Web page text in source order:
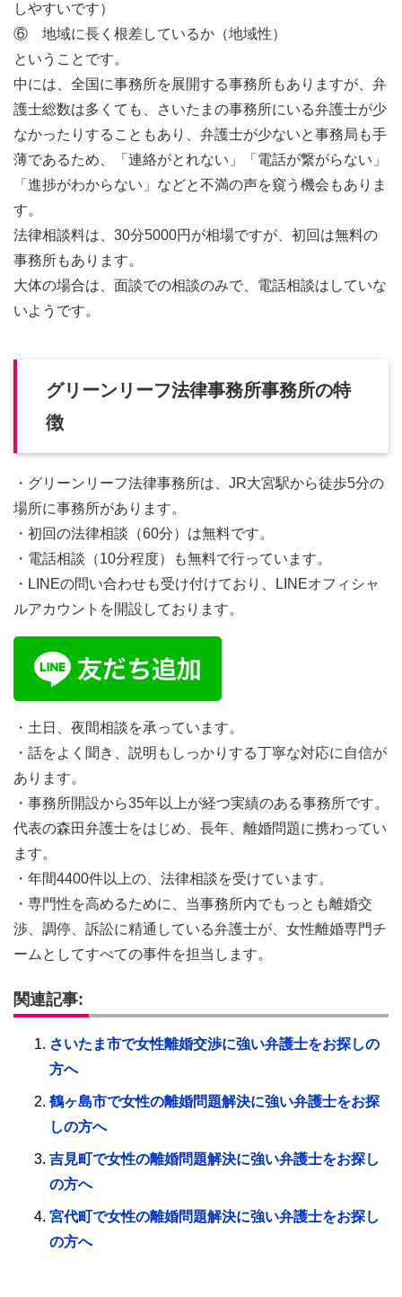
しやすいです）
⑥ 地域に長く根差しているか（地域性）
ということです。
中には、全国に事務所を展開する事務所もありますが、弁
護士総数は多くても、さいたまの事務所にいる弁護士が少
なかったりすることもあり、弁護士が少ないと事務局も手
薄であるため、「連絡がとれない」「電話が繋がらない」
「進捗がわからない」などと不満の声を窺う機会もありま
す。
法律相談料は、30分5000円が相場ですが、初回は無料の
事務所もあります。
大体の場合は、面談での相談のみで、電話相談はしていな
いようです。
グリーンリーフ法律事務所事務所の特
徴
・グリーンリーフ法律事務所は、JR大宮駅から徒歩5分の
場所に事務所があります。
・初回の法律相談（60分）は無料です。
・電話相談（10分程度）も無料で行っています。
・LINEの問い合わせも受け付けており、LINEオフィシャ
ルアカウントを開設しております。
・土日、夜間相談を承っています。
・話をよく聞き、説明もしっかりする丁寧な対応に自信が
あります。
・事務所開設から35年以上が経つ実績のある事務所です。
代表の森田弁護士をはじめ、長年、離婚問題に携わってい
ます。
・年間4400件以上の、法律相談を受けています。
・専門性を高めるために、当事務所内でもっとも離婚交
渉、調停、訴訟に精通している弁護士が、女性離婚専門チ
ームとしてすべての事件を担当します。
関連記事:
さいたま市で女性離婚交渉に強い弁護士をお探しの
方へ
鶴ヶ島市で女性の離婚問題解決に強い弁護士をお探
しの方へ
吉見町で女性の離婚問題解決に強い弁護士をお探し
の方へ
宮代町で女性の離婚問題解決に強い弁護士をお探し
の方へ